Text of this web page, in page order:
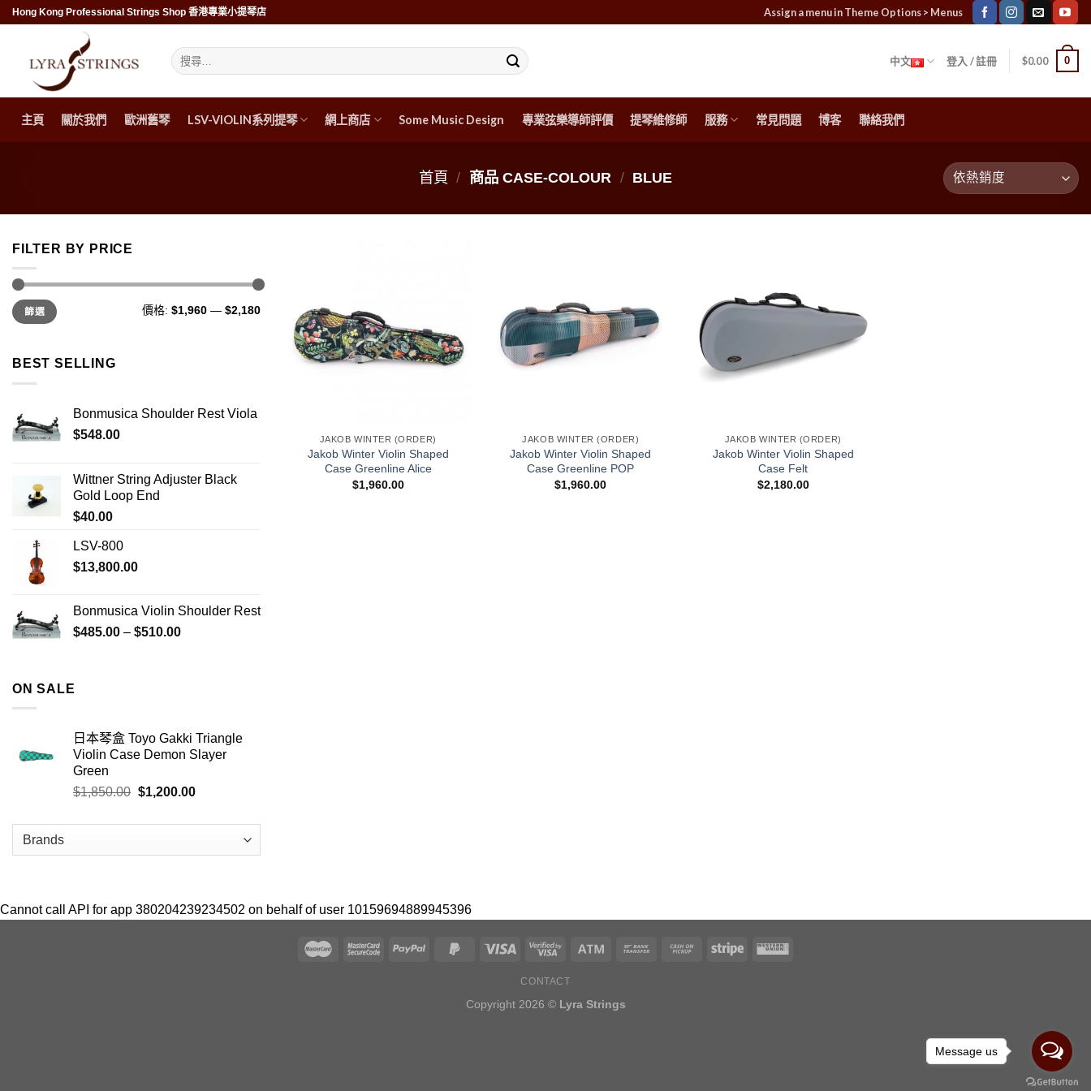
SkipHong Kong Professional Strings Shop 香港專業小提琴店 Assign a menu in Theme Options > Menus
搜
尋
鍵
中文 登入 / 註冊 $0.00 0
主頁 關於我們 歐洲舊琴 LSV-VIOLIN系列提琴 網上商店 Some Music Design 專業弦樂導師評價 提琴維修師 服務 常見問題 博客 聯絡我們
首頁 / 商品 CASE-COLOUR / BLUE
FILTER BY PRICE
最
低
價
最
高
價
篩選 價格: $1,960 — $2,180
BEST SELLING
Bonmusica Shoulder Rest Viola
$548.00
Wittner String Adjuster Black
Gold Loop End
$40.00
LSV-800
$13,800.00
Bonmusica Violin Shoulder Rest
$485.00 – $510.00
ON SALE
日本琴盒 Toyo Gakki Triangle
Violin Case Demon Slayer
Green
$1,850.00 $1,200.00
JAKOB WINTER (ORDER)
Jakob Winter Violin Shaped
Case Greenline Alice
$1,960.00
JAKOB WINTER (ORDER)
Jakob Winter Violin Shaped
Case Greenline POP
$1,960.00
JAKOB WINTER (ORDER)
Jakob Winter Violin Shaped
Case Felt
$2,180.00
Cannot call API for app 380204239234502 on behalf of user 10159694889945396
CONTACT
Copyright 2026 © Lyra Strings
Message us